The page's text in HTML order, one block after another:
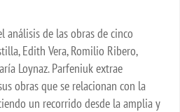
análisis de las obras de cinco
Edith Vera, Romilio Ribero,
Loynaz. Parfeniuk extrae
obras que se relacionan con la
un recorrido desde la amplia y